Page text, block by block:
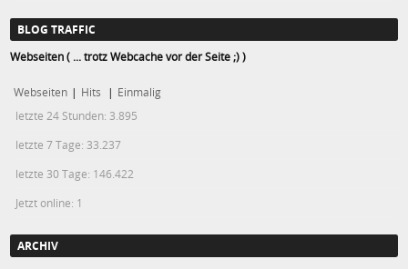
BLOG TRAFFIC
Webseiten ( ... trotz Webcache vor der Seite ;) )
Webseiten | Hits | Einmalig
letzte 24 Stunden: 3.895
letzte 7 Tage: 33.237
letzte 30 Tage: 146.422
Jetzt online: 1
ARCHIV